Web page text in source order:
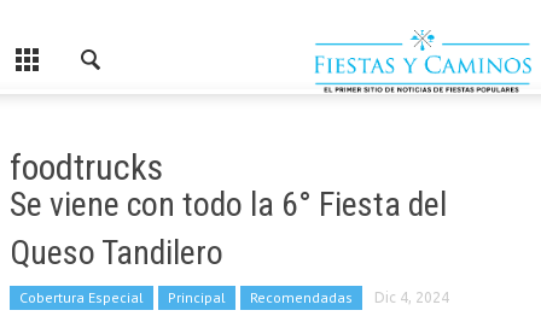
foodtrucks
Se viene con todo la 6° Fiesta del
Queso Tandilero
Cobertura Especial Principal Recomendadas Dic 4, 2024